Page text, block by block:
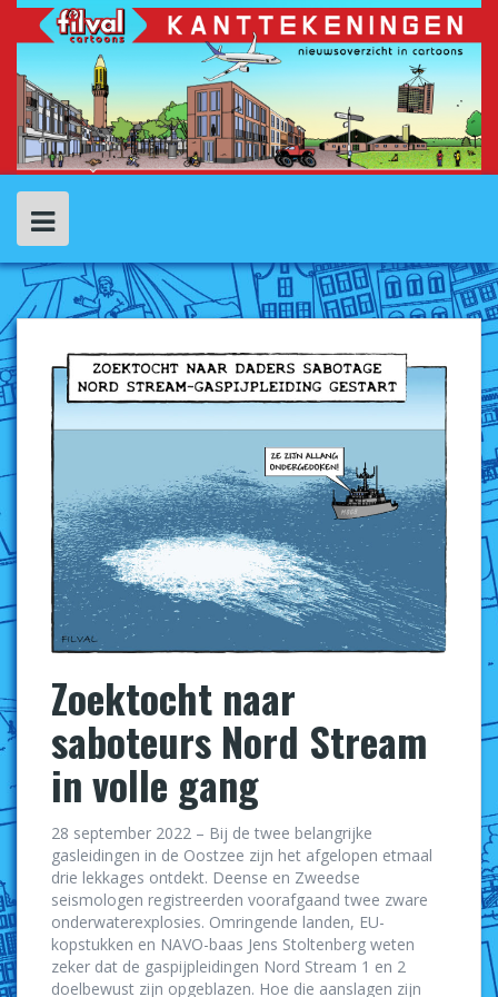
Spring
Zoektocht naar
saboteurs Nord Stream
in volle gang
28 september 2022 – Bij de twee belangrijke
gasleidingen in de Oostzee zijn het afgelopen etmaal
drie lekkages ontdekt. Deense en Zweedse
seismologen registreerden voorafgaand twee zware
onderwaterexplosies. Omringende landen, EU-
kopstukken en NAVO-baas Jens Stoltenberg weten
zeker dat de gaspijpleidingen Nord Stream 1 en 2
doelbewust zijn opgeblazen. Hoe die aanslagen zijn